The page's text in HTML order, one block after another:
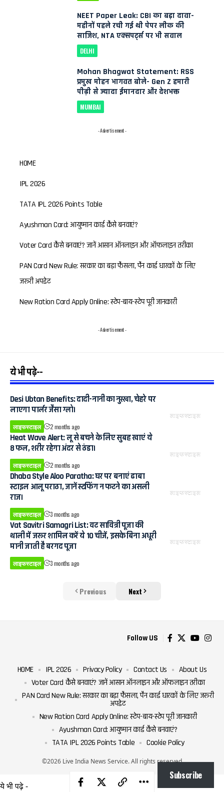
NEET Paper Leak: CBI का बड़ा दावा-
महीनों पहले रची गई थी पेपर लीक की
साजिश, NTA एक्सपर्ट्स पर भी सवाल
DELHI
Mohan Bhagwat Statement: RSS
प्रमुख मोहन भागवत बोले- Gen Z हमारी
पीढ़ी से ज्यादा ईमानदार और देशभक्त
MUMBAI
- Advertisement -
HOME
IPL 2026
TATA IPL 2026 Points Table
Ayushman Card: आयुष्मान कार्ड कैसे बनवाएं?
Voter Card कैसे बनवाएं? जानें आसान ऑनलाइन और ऑफलाइन तरीका
PAN Card New Rule: सरकार का बड़ा फैसला, पैन कार्ड धारकों के लिए
जरूरी अपडेट
New Ration Card Apply Online: स्टेप-बाय-स्टेप पूरी जानकारी
- Advertisement -
ये भी पढ़े--
लाइफस्टाइल
Desi Ubtan Benefits: दादी-नानी का नुस्खा, चेहरे पर
लाएगा पार्लर जैसा ग्लो।
लाइफस्टाइल 2 months ago
लाइफस्टाइल
Heat Wave Alert: लू से बचने के लिए सुबह खाएं ये
8 फल, शरीर रहेगा अंदर से ठंडा।
लाइफस्टाइल 2 months ago
लाइफस्टाइल
Dhaba Style Aloo Paratha: घर पर बनाएं ढाबा
स्टाइल आलू पराठा, जानें स्टफिंग न फटने का असली
राज।
लाइफस्टाइल 3 months ago
लाइफस्टाइल
Vat Savitri Samagri List: वट सावित्री पूजा की
थाली में जरूर शामिल करें ये 10 चीजें, इसके बिना अधूरी
मानी जाती है बरगद पूजा
लाइफस्टाइल 3 months ago
Previous Next
Follow US
©2026 Live India News Service. All rights reserved
HOME IPL 2026 Privacy Policy Contact Us
About Us
Voter Card कैसे बनवाएं? जानें आसान ऑनलाइन और ऑफलाइन तरीका
PAN Card New Rule: सरकार का बड़ा फैसला, पैन कार्ड धारकों के लिए जरूरी
अपडेट
New Ration Card Apply Online: स्टेप-बाय-स्टेप पूरी जानकारी
Ayushman Card: आयुष्मान कार्ड कैसे बनवाएं?
TATA IPL 2026 Points Table
Cookie Policy
ये भी पढ़े -
Subscribe